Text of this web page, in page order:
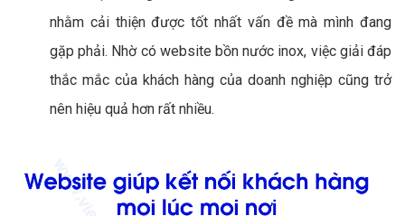
nhằm cải thiện được tốt nhất vấn đề mà mình đang
gặp phải. Nhờ có website bồn nước inox, việc giải đáp
thắc mắc của khách hàng của doanh nghiệp cũng trở
nên hiệu quả hơn rất nhiều.